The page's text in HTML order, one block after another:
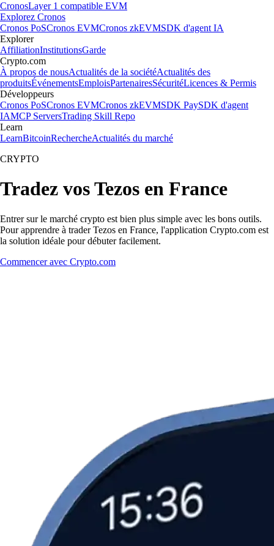
CronosLayer 1 compatible EVM
Explorez Cronos
Cronos PoSCronos EVMCronos zkEVMSDK d'agent IA
Explorer
AffiliationInstitutionsGarde
Crypto.com
À propos de nousActualités de la sociétéActualités des
produitsÉvénementsEmploisPartenairesSécuritéLicences & Permis
Développeurs
Cronos PoSCronos EVMCronos zkEVMSDK PaySDK d'agent
IAMCP ServersTrading Skill Repo
Learn
LearnBitcoinRechercheActualités du marché
CRYPTO
Tradez vos Tezos en France
Entrer sur le marché crypto est bien plus simple avec les bons outils.
Pour apprendre à trader Tezos en France, l'application Crypto.com est
la solution idéale pour débuter facilement.
Commencer avec Crypto.com